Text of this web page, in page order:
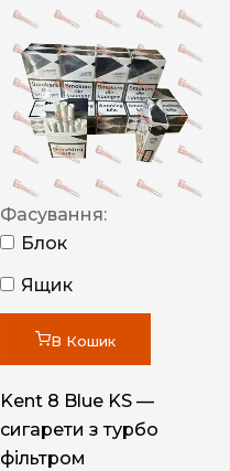
Фасування:
Блок
Ящик
В Кошик
Kent 8 Blue KS —
сигарети з турбо
фільтром